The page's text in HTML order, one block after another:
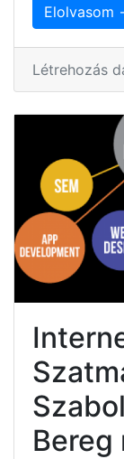
Elolvasom
Létrehozás
Bereg